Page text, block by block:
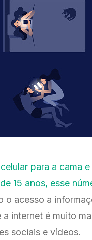
para a cama
15 anos, esse
acesso a
internet é muito
sociais e vídeos.